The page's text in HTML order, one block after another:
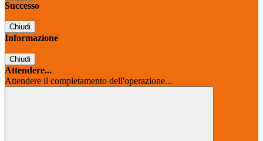
Successo
Chiudi
Informazione
Chiudi
Attendere...
Attendere il completamento dell'operazione...